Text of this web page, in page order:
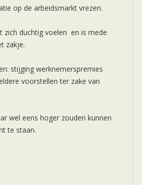
op de arbeidsmarkt vrezen.
zich duchtig voelen en is mede
zakje.
stijging werknemerspremies
voorstellen ter zake van
wel eens hoger zouden kunnen
te staan.